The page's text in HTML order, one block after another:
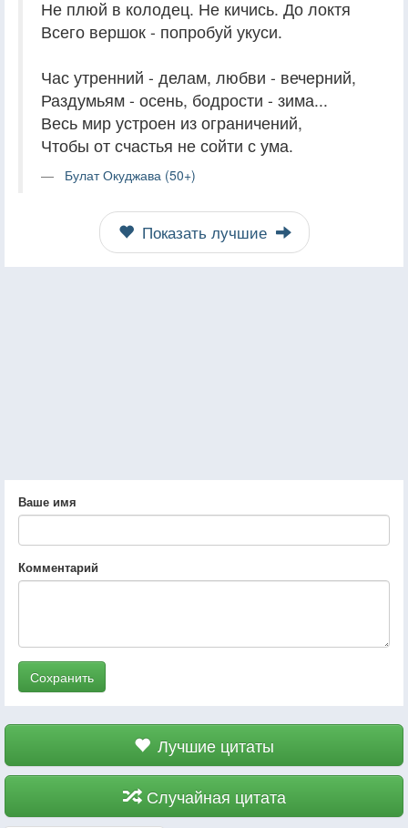
Не плюй в колодец. Не кичись. До локтя
Всего вершок - попробуй укуси.
Час утренний - делам, любви - вечерний,
Раздумьям - осень, бодрости - зима...
Весь мир устроен из ограничений,
Чтобы от счастья не сойти с ума.
Булат Окуджава (50+)
Показать лучшие
Ваше имя
Комментарий
Сохранить
Лучшие цитаты
Случайная цитата